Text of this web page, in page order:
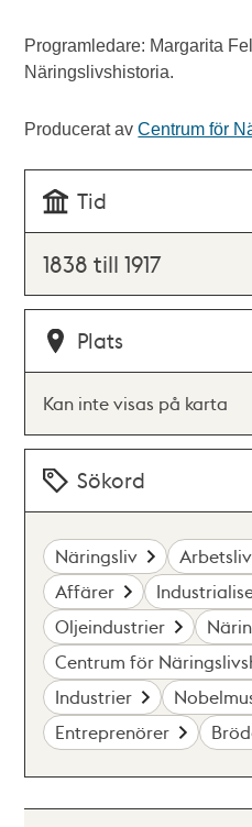
Programledare: Margarita
Näringslivshistoria.
Producerat avCentrum för
Tid
1838 till 1917
Plats
Kan inte visas på karta
Sökord
Näringsliv Arbetsliv
Affärer
Oljeindustrier
Centrum för
Industrier
Entreprenörer